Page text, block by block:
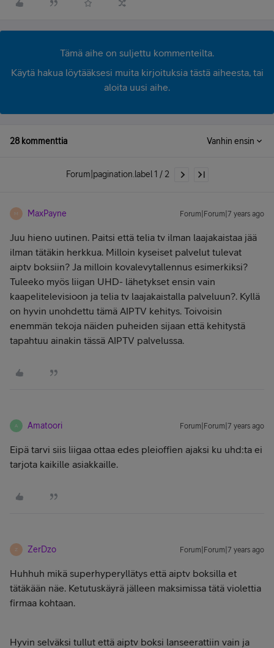
Tämä aihe on suljettu kommenteilta.
Käytä hakua löytääksesi muita kirjoituksia tästä aiheesta, tai
aloita uusi aihe.
28 kommenttia Vanhin ensin
Forum|pagination.label 1 / 2
M MaxPayne Forum|Forum|7 years ago
Juu hieno uutinen. Paitsi että telia tv ilman laajakaistaa jää
ilman tätäkin herkkua. Milloin kyseiset palvelut tulevat
aiptv boksiin? Ja milloin kovalevytallennus esimerkiksi?
Tuleeko myös liigan UHD- lähetykset ensin vain
kaapelitelevisioon ja telia tv laajakaistalla palveluun?. Kyllä
on hyvin unohdettu tämä AIPTV kehitys. Toivoisin
enemmän tekoja näiden puheiden sijaan että kehitystä
tapahtuu ainakin tässä AIPTV palvelussa.
A Amatoori Forum|Forum|7 years ago
Eipä tarvi siis liigaa ottaa edes pleioffien ajaksi ku uhd:ta ei
tarjota kaikille asiakkaille.
Z ZerDzo Forum|Forum|7 years ago
Huhhuh mikä superhyperyllätys että aiptv boksilla et
tätäkään näe. Ketutuskäyrä jälleen maksimissa tätä violettia
firmaa kohtaan.
Hyvin selväksi tullut että aiptv boksi lanseerattiin vain ja